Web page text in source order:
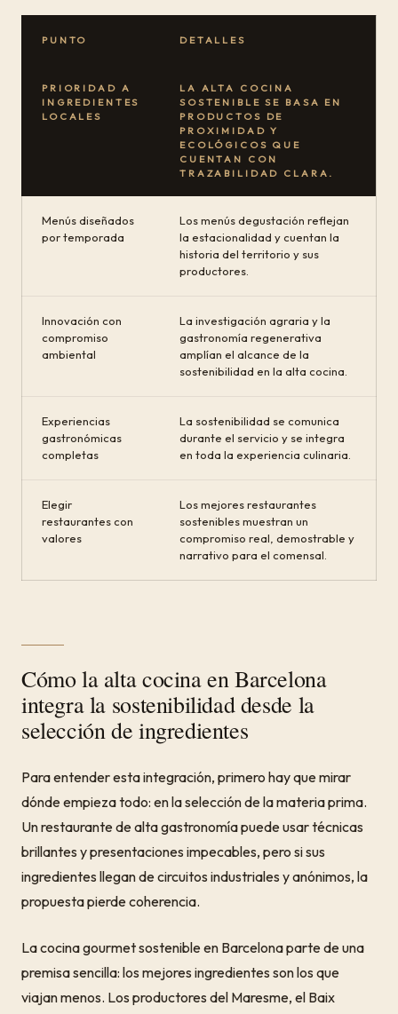
PUNTO DETALLES
PRIORIDAD A
INGREDIENTES
LOCALES
LA ALTA COCINA
SOSTENIBLE SE BASA EN
PRODUCTOS DE
PROXIMIDAD Y
ECOLÓGICOS QUE
CUENTAN CON
TRAZABILIDAD CLARA.
Menús diseñados
por temporada
Los menús degustación reflejan
la estacionalidad y cuentan la
historia del territorio y sus
productores.
Innovación con
compromiso
ambiental
La investigación agraria y la
gastronomía regenerativa
amplían el alcance de la
sostenibilidad en la alta cocina.
Experiencias
gastronómicas
completas
La sostenibilidad se comunica
durante el servicio y se integra
en toda la experiencia culinaria.
Elegir
restaurantes con
valores
Los mejores restaurantes
sostenibles muestran un
compromiso real, demostrable y
narrativo para el comensal.
Cómo la alta cocina en Barcelona
integra la sostenibilidad desde la
selección de ingredientes
Para entender esta integración, primero hay que mirar
dónde empieza todo: en la selección de la materia prima.
Un restaurante de alta gastronomía puede usar técnicas
brillantes y presentaciones impecables, pero si sus
ingredientes llegan de circuitos industriales y anónimos, la
propuesta pierde coherencia.
La cocina gourmet sostenible en Barcelona parte de una
premisa sencilla: los mejores ingredientes son los que
viajan menos. Los productores del Maresme, el Baix